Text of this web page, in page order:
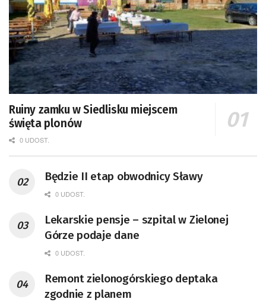
Ruiny zamku w Siedlisku miejscem
święta plonów
0 UDOST.
Będzie II etap obwodnicy Sławy
0 UDOST.
Lekarskie pensje – szpital w Zielonej
Górze podaje dane
0 UDOST.
Remont zielonogórskiego deptaka
zgodnie z planem